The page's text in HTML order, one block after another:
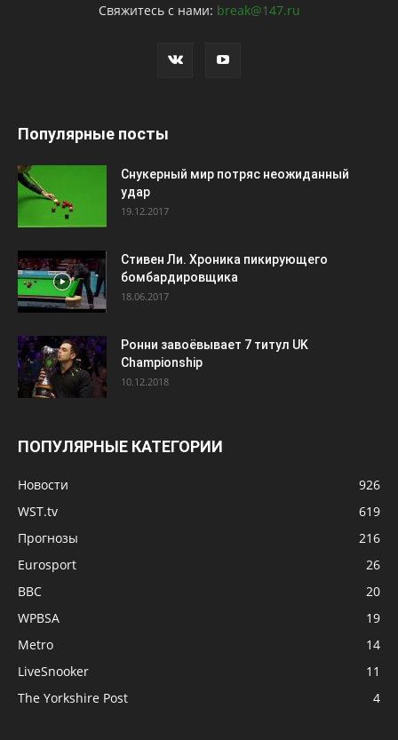
Свяжитесь с нами: break@147.ru
Популярные посты
Снукерный мир потряс неожиданный
удар
19.12.2017
Стивен Ли. Хроника пикирующего
бомбардировщика
18.06.2017
Ронни завоёвывает 7 титул UK
Championship
10.12.2018
ПОПУЛЯРНЫЕ КАТЕГОРИИ
Новости
926
WST.tv
619
Прогнозы
216
Eurosport
26
BBC
20
WPBSA
19
Metro
14
LiveSnooker
11
The Yorkshire Post
4